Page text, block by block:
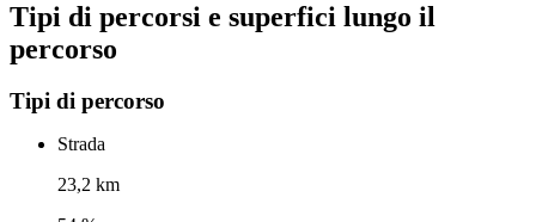
Tipi di percorsi e superfici lungo il
percorso
Tipi di percorso
Strada
23,2 km